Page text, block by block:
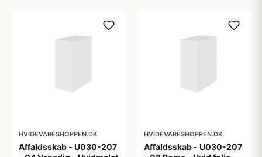
HVIDEVARESHOPPEN.DK
Affaldsskab - U030-207
HVIDEVARESHOPPEN.DK
Affaldsskab - U030-207